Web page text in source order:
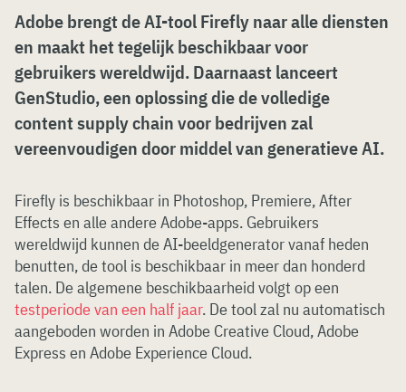
Adobe brengt de AI-tool Firefly naar alle diensten
en maakt het tegelijk beschikbaar voor
gebruikers wereldwijd. Daarnaast lanceert
GenStudio, een oplossing die de volledige
content supply chain voor bedrijven zal
vereenvoudigen door middel van generatieve AI.
Firefly is beschikbaar in Photoshop, Premiere, After
Effects en alle andere Adobe-apps. Gebruikers
wereldwijd kunnen de AI-beeldgenerator vanaf heden
benutten, de tool is beschikbaar in meer dan honderd
talen. De algemene beschikbaarheid volgt op een
testperiode van een half jaar. De tool zal nu automatisch
aangeboden worden in Adobe Creative Cloud, Adobe
Express en Adobe Experience Cloud.